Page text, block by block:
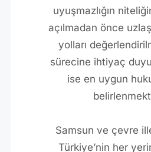
uyuşmazlığın
açılmadan önce
yolları
sürecine ihtiyaç
ise en uygun
Samsun ve çevre
Türkiye’nin her